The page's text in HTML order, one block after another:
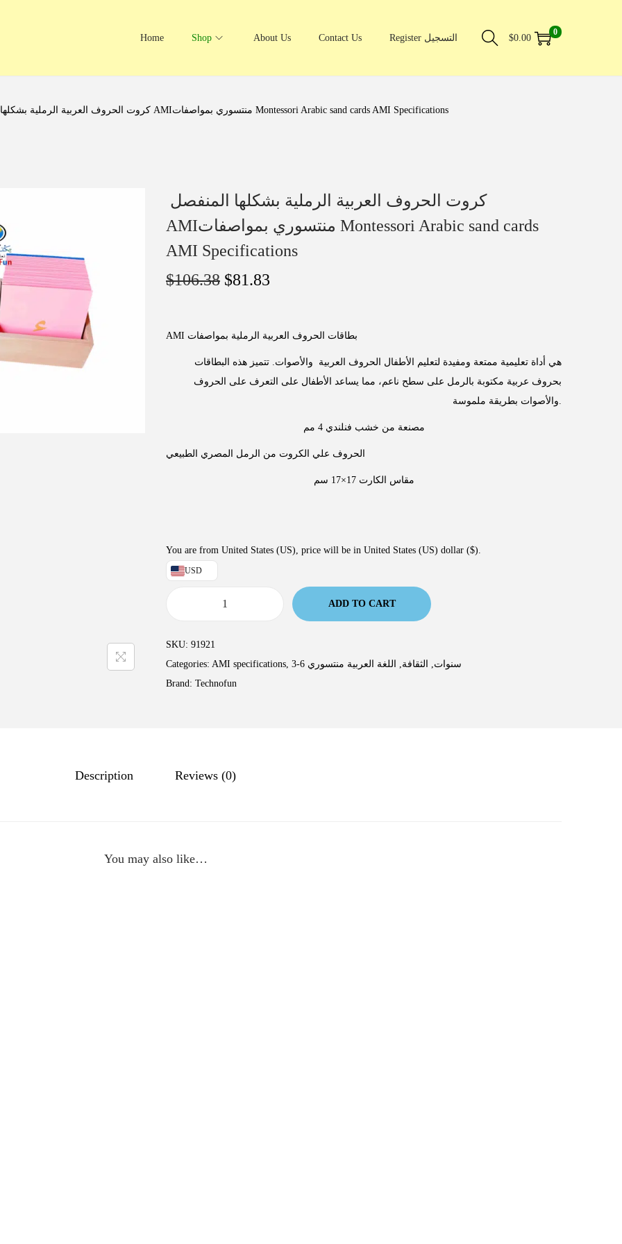
Home Shop About Us Contact Us Register التسجيل $0.00
0
كروت الحروف العربية الرملية بشكلها المنفصل AMIمنتسوري بمواصفات Montessori Arabic sand cards AMI Specifications
AMIمنتسوري بمواصفات Montessori Arabic sand cards
AMI Specifications
$106.38 $81.83
AMI بطاقات الحروف العربية الرملية بمواصفات
هي أداة تعليمية ممتعة ومفيدة لتعليم الأطفال الحروف العربية والأصوات. تتميز هذه البطاقات
بحروف عربية مكتوبة بالرمل على سطح ناعم، مما يساعد الأطفال على التعرف على الحروف
والأصوات بطريقة ملموسة.
مصنعة من خشب فنلندي 4 مم
الحروف علي الكروت من الرمل المصري الطبيعي
مقاس الكارت 17×17 سم
You are from United States (US), price will be in United States (US) dollar ($).
USD
ADD TO CART
SKU: 91921
Categories: AMI specifications, 3-6 سنوات, الثقافة,
اللغة العربية منتسوري
Brand: Technofun
Description Reviews (0)
You may also like…